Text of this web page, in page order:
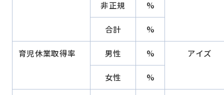
非正規 %
合計 %
育児休業取得率 男性 % アイズ
女性 %